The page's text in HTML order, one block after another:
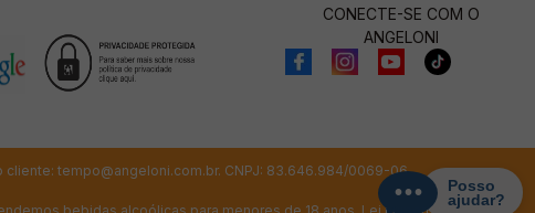
CONECTE-SE COM O
ANGELONI
cliente: tempo@angeloni.com.br. CNPJ: 83.646.984/0069-06